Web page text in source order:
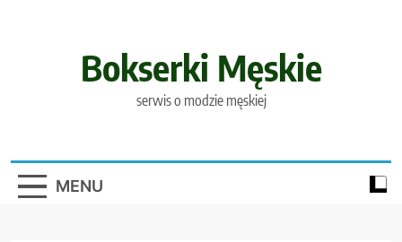
Bokserki Męskie
serwis o modzie męskiej
MENU